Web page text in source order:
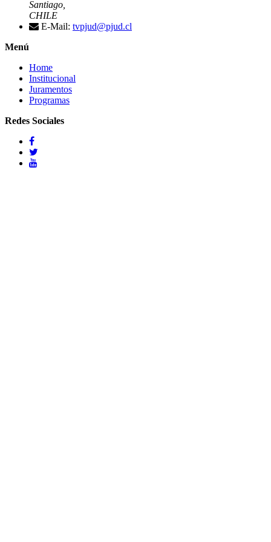
Santiago,
CHILE
E-Mail: tvpjud@pjud.cl
Menú
Home
Institucional
Juramentos
Programas
Redes Sociales